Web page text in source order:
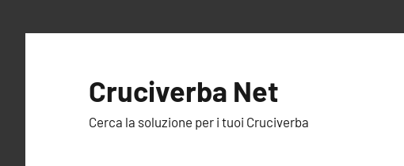
Cruciverba Net
Cerca la soluzione per i tuoi Cruciverba